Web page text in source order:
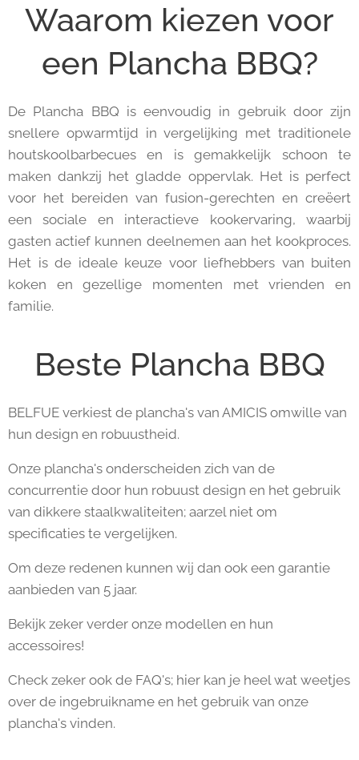
Waarom kiezen voor
een Plancha BBQ?
De Plancha BBQ is eenvoudig in gebruik door zijn
snellere opwarmtijd in vergelijking met traditionele
houtskoolbarbecues en is gemakkelijk schoon te
maken dankzij het gladde oppervlak. Het is perfect
voor het bereiden van fusion-gerechten en creëert
een sociale en interactieve kookervaring, waarbij
gasten actief kunnen deelnemen aan het kookproces.
Het is de ideale keuze voor liefhebbers van buiten
koken en gezellige momenten met vrienden en
familie.
Beste Plancha BBQ
BELFUE verkiest de plancha's van AMICIS omwille van
hun design en robuustheid.
Onze plancha's onderscheiden zich van de
concurrentie door hun robuust design en het gebruik
van dikkere staalkwaliteiten; aarzel niet om
specificaties te vergelijken.
Om deze redenen kunnen wij dan ook een garantie
aanbieden van 5 jaar.
Bekijk zeker verder onze modellen en hun
accessoires!
Check zeker ook de FAQ's; hier kan je heel wat weetjes
over de ingebruikname en het gebruik van onze
plancha's vinden.